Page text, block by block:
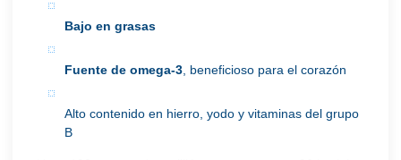
Bajo en grasas
Fuente de omega-3, beneficioso para el corazón
Alto contenido en hierro, yodo y vitaminas del grupo
B